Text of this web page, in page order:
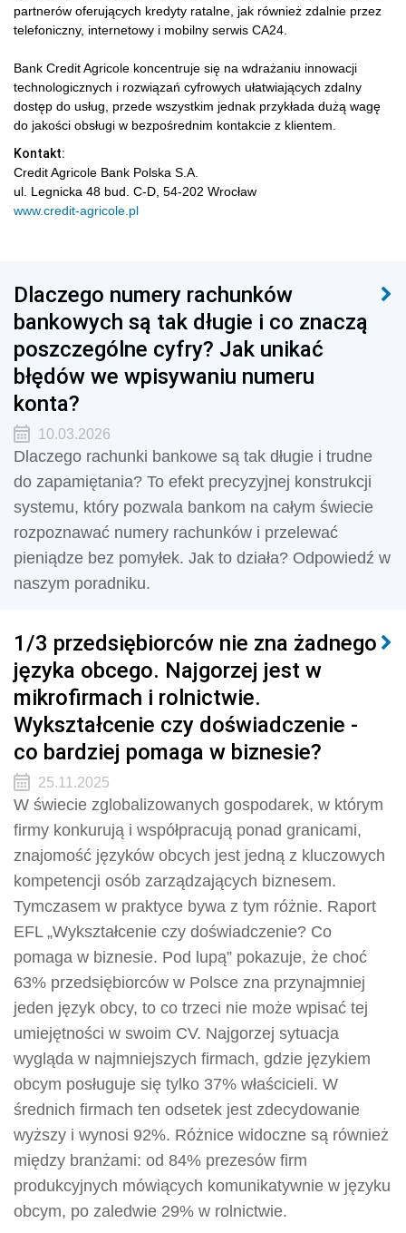
partnerów oferujących kredyty ratalne, jak również zdalnie przez
telefoniczny, internetowy i mobilny serwis CA24.
Bank Credit Agricole koncentruje się na wdrażaniu innowacji
technologicznych i rozwiązań cyfrowych ułatwiających zdalny
dostęp do usług, przede wszystkim jednak przykłada dużą wagę
do jakości obsługi w bezpośrednim kontakcie z klientem.
Kontakt:
Credit Agricole Bank Polska S.A.
ul. Legnicka 48 bud. C-D, 54-202 Wrocław
www.credit-agricole.pl
Dlaczego numery rachunków
bankowych są tak długie i co znaczą
poszczególne cyfry? Jak unikać
błędów we wpisywaniu numeru
konta?
10.03.2026
Dlaczego rachunki bankowe są tak długie i trudne
do zapamiętania? To efekt precyzyjnej konstrukcji
systemu, który pozwala bankom na całym świecie
rozpoznawać numery rachunków i przelewać
pieniądze bez pomyłek. Jak to działa? Odpowiedź w
naszym poradniku.
1/3 przedsiębiorców nie zna żadnego
języka obcego. Najgorzej jest w
mikrofirmach i rolnictwie.
Wykształcenie czy doświadczenie -
co bardziej pomaga w biznesie?
25.11.2025
W świecie zglobalizowanych gospodarek, w którym
firmy konkurują i współpracują ponad granicami,
znajomość języków obcych jest jedną z kluczowych
kompetencji osób zarządzających biznesem.
Tymczasem w praktyce bywa z tym różnie. Raport
EFL „Wykształcenie czy doświadczenie? Co
pomaga w biznesie. Pod lupą” pokazuje, że choć
63% przedsiębiorców w Polsce zna przynajmniej
jeden język obcy, to co trzeci nie może wpisać tej
umiejętności w swoim CV. Najgorzej sytuacja
wygląda w najmniejszych firmach, gdzie językiem
obcym posługuje się tylko 37% właścicieli. W
średnich firmach ten odsetek jest zdecydowanie
wyższy i wynosi 92%. Różnice widoczne są również
między branżami: od 84% prezesów firm
produkcyjnych mówiących komunikatywnie w języku
obcym, po zaledwie 29% w rolnictwie.